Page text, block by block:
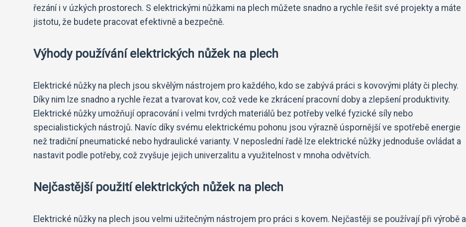
řezání i v úzkých prostorech. S elektrickými nůžkami na plech můžete snadno a rychle řešit své projekty a máte
jistotu, že budete pracovat efektivně a bezpečně.
Výhody používání elektrických nůžek na plech
Elektrické nůžky na plech jsou skvělým nástrojem pro každého, kdo se zabývá práci s kovovými pláty či plechy.
Díky nim lze snadno a rychle řezat a tvarovat kov, což vede ke zkrácení pracovní doby a zlepšení produktivity.
Elektrické nůžky umožňují opracování i velmi tvrdých materiálů bez potřeby velké fyzické síly nebo
specialistických nástrojů. Navíc díky svému elektrickému pohonu jsou výrazně úspornější ve spotřebě energie
než tradiční pneumatické nebo hydraulické varianty. V neposlední řadě lze elektrické nůžky jednoduše ovládat a
nastavit podle potřeby, což zvyšuje jejich univerzalitu a využitelnost v mnoha odvětvích.
Nejčastější použití elektrických nůžek na plech
Elektrické nůžky na plech jsou velmi užitečným nástrojem pro práci s kovem. Nejčastěji se používají při výrobě a